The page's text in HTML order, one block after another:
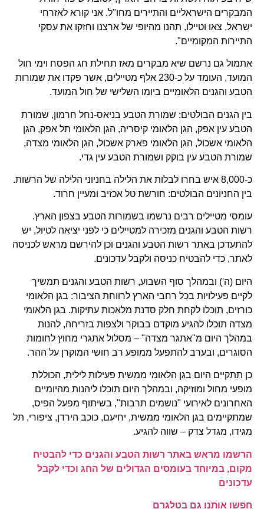
המבקרים הישראליים והתיירים מחו"ל. אני קורא לאזרחי
ישראל, צאו וטיילו, תהנו מהיופי של ארצנו וחזקו את עסקי
התיירות המקומיים".
אתמול גם נרשם שיא מבקרים מאז תחילת חג הפסח וימי חול
המועד, העומד על כ-230 אלף מטיילים, אשר פקדו את שמורות
הטבע והגנים הלאומיים ביומו השלישי של חול המועד.
בין הגנים הבולטים: שמורת הטבע בניאס-נחל חרמון, שמורת
הטבע עין אפק, הגן הלאומי קיסריה, הגן הלאומי תל אפק, הגן
הלאומי אשכול, הגן הלאומי פארק אשכול, הגן הלאומי מצדה,
שמורת הטבע עין בוקק ושמורת הטבע עין גדי.
כ-8,000 איש בחרו לבלות את הלילה בחניוני הלילה של הרשות.
בין החניונים הבולטים: חורשת טל אכזיב ומעיין חרוד.
עומסי מטיילים רבים נרשמו בשמורות הטבע בצפון הארץ.
רשות הטבע והגנים מזכירה למטיילים כי לפני יציאה לטיול, יש
להתעדכן באתר רשות הטבע והגנים וכן להירשם מראש לכניסה
לאתר, כדי להבטיח כניסה ולקבל עדכונים.
היום (ה') ובמהלך סוף השבוע, רשות הטבע והגנים תמשיך
לקיים פעילויות בכל רחבי הארץ לרווחת הציבור: בגן הלאומי
כורזים, תוכלו לקחת חלק סדנת מלאכות עתיקות. בגן הלאומי
מצדה תוכלו להגיע מוקדם בבוקר ולצפות בזריחה, להנות
במהלך היום מ"אתגר מצדה" – מסלול אתגרי מחוץ לחומות
הסוגרים, ובערב להתפעל ממופע רב חושי המוקרן על ההר.
כן תתקיים היום בגן הלאומי ממשית פעילות לילית, הכוללת
מופעי מחול ומוזיקה, ובמהלך היום תוכלו ליהנות מהיומיים
האחרונים לאירועי "נושמים תרבות", בשיתוף מפעל הפיס,
שמתקיימים בגן הלאומי ממשית, יחיעם, כוכב הירדן, ציפורי, תל
מגידו, מגדל צדק – שווה להגיע.
הרשמו מראש באתר רשות הטבע והגנים כדי להבטיח
מקום, במיוחד בעומסים הגדולים של החג וכדי לקבל
עדכונים
חפשו אותנו גם בטלגרם